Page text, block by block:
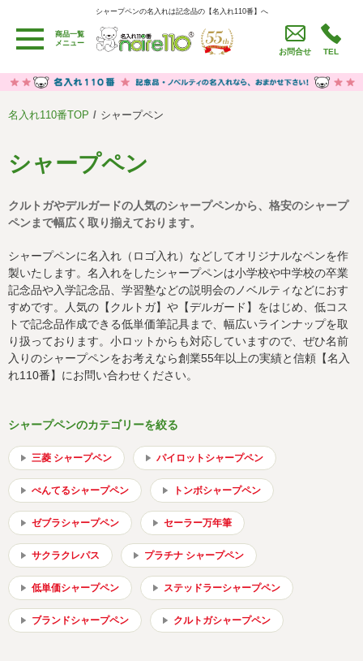
シャープペンの名入れは記念品の【名入れ110番】へシャープペンの名入れは記念品の【名入れ110番】へ
商品一覧
メニュー
お問合せ TEL
用途別カテゴリ
卒園・卒業記念品
労働組合・設立記念・周年記念
うちわ・扇子・ファン
値段別
ご利用ガイド 名入れについて
社会貢献活動 特定商取引法に基づく表記
著作権と推奨環境について プライバシーポリシー
よくある質問 採用情報
会社概要 サイトマップ
名入れ110番TOP シャープペン
シャープペン
クルトガやデルガードの人気のシャープペンから、格安のシャープ
ペンまで幅広く取り揃えております。
シャープペンに名入れ（ロゴ入れ）などしてオリジナルなペンを作
製いたします。名入れをしたシャープペンは小学校や中学校の卒業
記念品や入学記念品、学習塾などの説明会のノベルティなどにおす
すめです。人気の【クルトガ】や【デルガード】をはじめ、低コス
トで記念品作成できる低単価筆記具まで、幅広いラインナップを取
り扱っております。小ロットからも対応していますので、ぜひ名前
入りのシャープペンをお考えなら創業55年以上の実績と信頼【名入
れ110番】にお問い合わせください。
シャープペンのカテゴリーを絞る
三菱 シャープペン パイロットシャープペン
ぺんてるシャープペン トンボシャープペン
ゼブラシャープペン セーラー万年筆
サクラクレパス プラチナ シャープペン
低単価シャープペン ステッドラーシャープペン
ブランドシャープペン クルトガシャープペン